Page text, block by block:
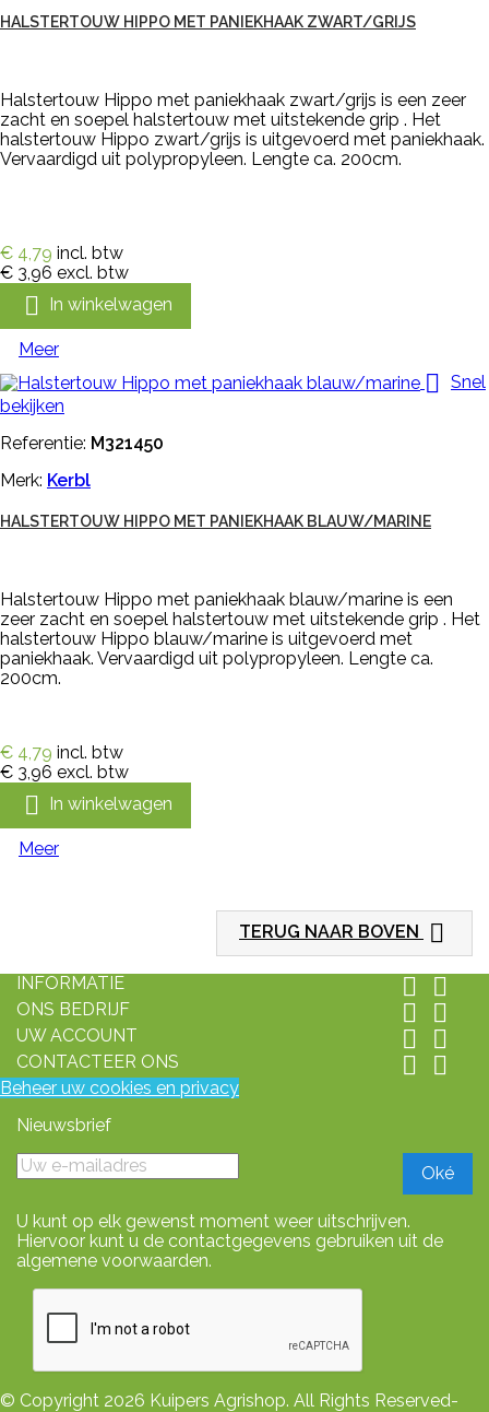
HALSTERTOUW HIPPO MET PANIEKHAAK ZWART/GRIJS
Halstertouw Hippo met paniekhaak zwart/grijs is een zeer
zacht en soepel halstertouw met uitstekende grip . Het
halstertouw Hippo zwart/grijs is uitgevoerd met paniekhaak.
Vervaardigd uit polypropyleen. Lengte ca. 200cm.
€ 4,79 incl. btw
€ 3,96 excl. btw
 In winkelwagen
Meer
 Snel
bekijken
Referentie: M321450
Merk: Kerbl
HALSTERTOUW HIPPO MET PANIEKHAAK BLAUW/MARINE
Halstertouw Hippo met paniekhaak blauw/marine is een
zeer zacht en soepel halstertouw met uitstekende grip . Het
halstertouw Hippo blauw/marine is uitgevoerd met
paniekhaak. Vervaardigd uit polypropyleen. Lengte ca.
200cm.
€ 4,79 incl. btw
€ 3,96 excl. btw
 In winkelwagen
Meer
TERUG NAAR BOVEN 
INFORMATIE  
ONS BEDRIJF  
UW ACCOUNT  
CONTACTEER ONS  
Beheer uw cookies en privacy
Nieuwsbrief
U kunt op elk gewenst moment weer uitschrijven.
Hiervoor kunt u de contactgegevens gebruiken uit de
algemene voorwaarden.
© Copyright 2026 Kuipers Agrishop. All Rights Reserved-